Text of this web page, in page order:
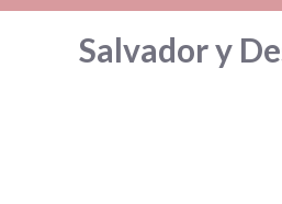
Saltar
Salvador y